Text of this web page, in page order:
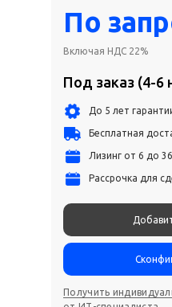
Под заказ (4-6
По
Включая НДС 22%
До 5 лет
Получить
Бесплатная
Лизинг от 6 до
Рассрочка для